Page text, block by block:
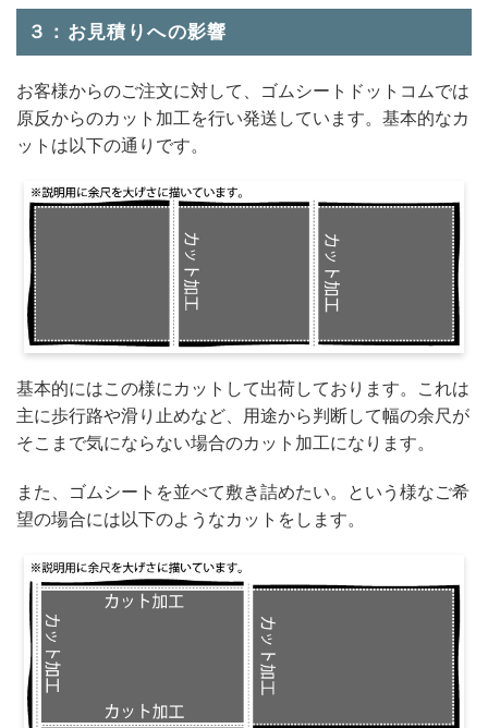
３：お見積りへの影響
お客様からのご注文に対して、ゴムシートドットコムでは
原反からのカット加工を行い発送しています。基本的なカ
ットは以下の通りです。
基本的にはこの様にカットして出荷しております。これは
主に歩行路や滑り止めなど、用途から判断して幅の余尺が
そこまで気にならない場合のカット加工になります。
また、ゴムシートを並べて敷き詰めたい。という様なご希
望の場合には以下のようなカットをします。